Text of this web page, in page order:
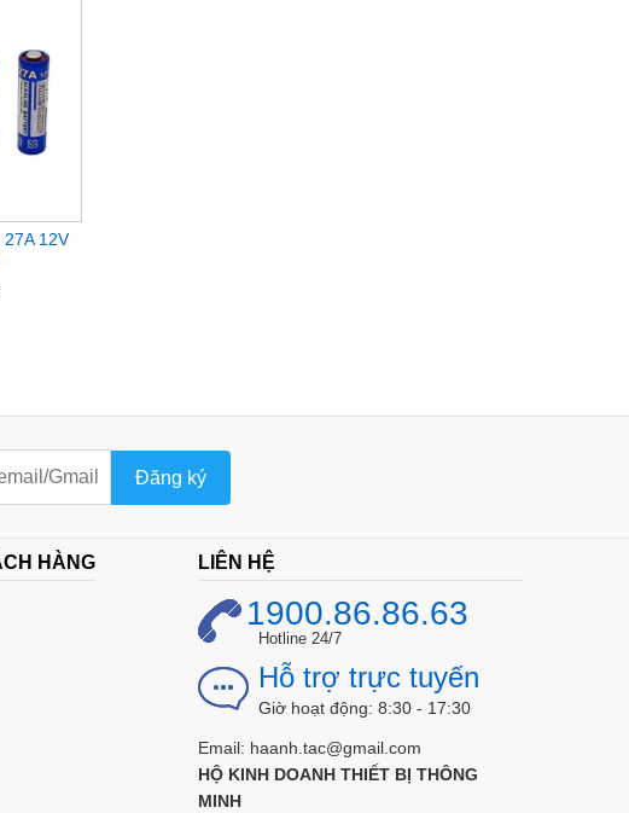
27A 12V
Đăng ký
HÀNG LIÊN HỆ
1900.86.86.63
Hotline 24/7
Hỗ trợ trực tuyến
Giờ hoạt động: 8:30 - 17:30
Email: haanh.tac@gmail.com
HỘ KINH DOANH THIẾT BỊ THÔNG
MINH